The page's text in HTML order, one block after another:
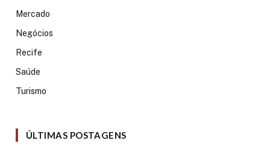
Mercado
Negócios
Recife
Saúde
Turismo
ÚLTIMAS POSTAGENS